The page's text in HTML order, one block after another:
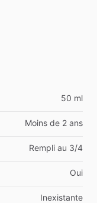
50 ml
Moins de 2 ans
Rempli au 3/4
Oui
Inexistante